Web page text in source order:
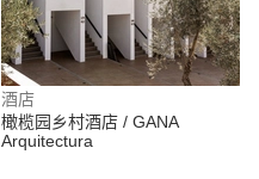
酒店
橄榄园乡村酒店 / GANA
Arquitectura